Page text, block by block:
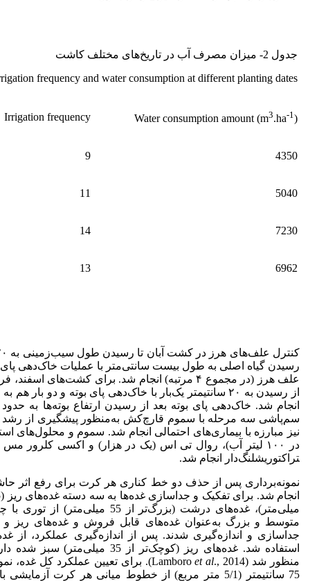
جدول 2- میزان مصرف آب در تاریخ‌های مختلف کاشت
frequency and water consumption at different planting dates
Water consumption amount (m3.ha-1)
Irrigation frequency
4350
9
5040
11
7230
14
6962
13
علف هرز (در مجموع ۴ مرتبه) انجام شد. برای
سم‌پاشی سه مرحله با سموم قارچ‌کش به‌منظور پیشگیری از رشد و
نیز مبارزه با بیماری‌های احتمالی انجام شد. سموم و محلول‌های
تراکتوری­شلنگ‌دار انجام شد.
نمونه‌برداری پس از حذف دو خط کناری هر کرت برای رفع اثر
میلی‌متر)، غده‌های درشت (بزرگ‌تر
متوسط و بزرگ به‌عنوان غده‌های قابل فروش و غده‌های ریز و
جداسازی و اندازه‌گیری شدند. پس از اندازه‌گیری عملکرد، از
استفاده شد. غده‌های ریز (کوچک‌تر
منظور شد (Lamboro
et al
75 سانتیمتر (5/1 متر مربع) از خطوط میانی هر کرت